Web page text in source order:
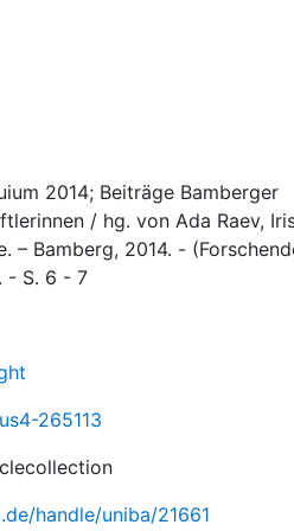
2014; Beiträge Bamberger
/ hg. von Ada Raev,
– Bamberg, 2014. -
- S. 6 - 7
265113
handle/uniba/21661